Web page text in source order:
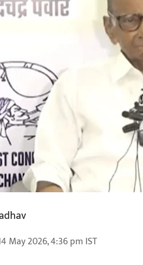
May 2026, 4:36 pm IST